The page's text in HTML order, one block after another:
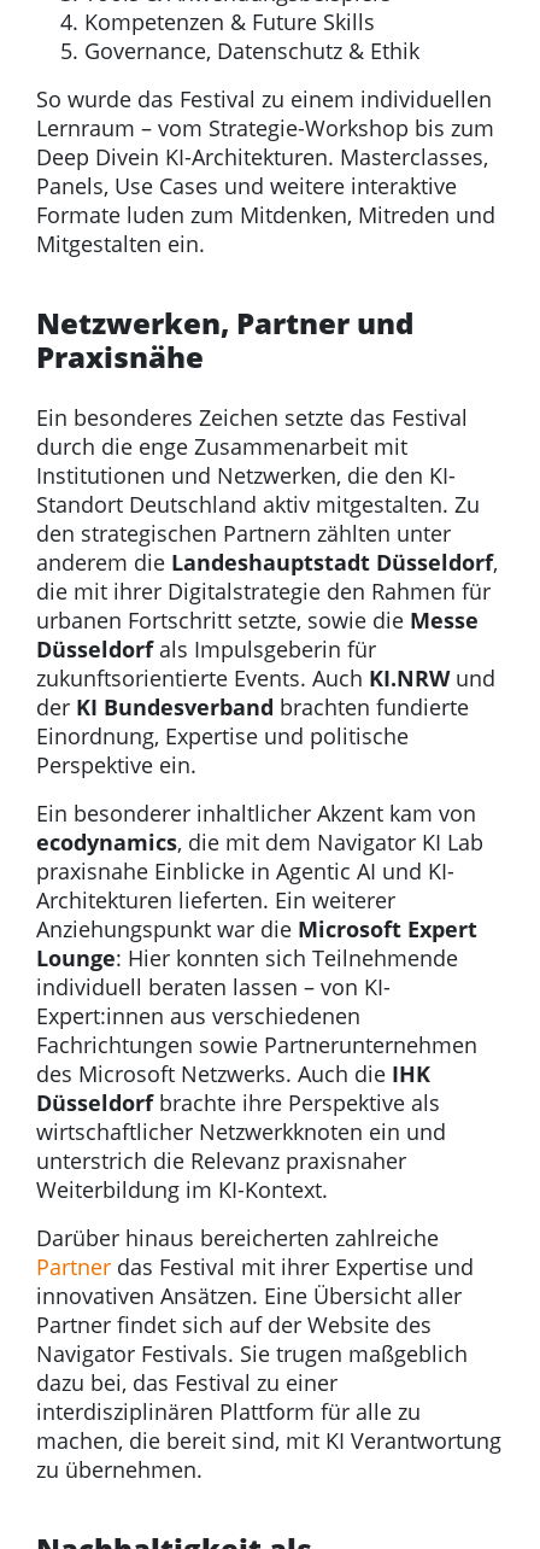
Kompetenzen & Future Skills
Governance, Datenschutz & Ethik
So wurde das Festival zu einem individuellen
Lernraum – vom Strategie-Workshop bis zum
Deep Divein KI-Architekturen. Masterclasses,
Panels, Use Cases und weitere interaktive
Formate luden zum Mitdenken, Mitreden und
Mitgestalten ein.
Netzwerken, Partner und
Praxisnähe
Ein besonderes Zeichen setzte das Festival
durch die enge Zusammenarbeit mit
Institutionen und Netzwerken, die den KI-
Standort Deutschland aktiv mitgestalten. Zu
den strategischen Partnern zählten unter
anderem die Landeshauptstadt Düsseldorf,
die mit ihrer Digitalstrategie den Rahmen für
urbanen Fortschritt setzte, sowie die Messe
Düsseldorfals Impulsgeberin für
zukunftsorientierte Events. Auch KI.NRWund
der KI Bundesverband brachten fundierte
Einordnung, Expertise und politische
Perspektive ein.
Ein besonderer inhaltlicher Akzent kam von
ecodynamics, die mit dem Navigator KI Lab
praxisnahe Einblicke in Agentic AI und KI-
Architekturen lieferten. Ein weiterer
Anziehungspunkt war die Microsoft Expert
Lounge: Hier konnten sich Teilnehmende
individuell beraten lassen – von KI-
Expert:innen aus verschiedenen
Fachrichtungen sowie Partnerunternehmen
des Microsoft Netzwerks. Auch die IHK
Düsseldorfbrachte ihre Perspektive als
wirtschaftlicher Netzwerkknoten ein und
unterstrich die Relevanz praxisnaher
Weiterbildung im KI-Kontext.
Darüber hinaus bereicherten zahlreiche
Partner das Festival mit ihrer Expertise und
innovativen Ansätzen. Eine Übersicht aller
Partner findet sich auf der Website des
Navigator Festivals. Sie trugen maßgeblich
dazu bei, das Festival zu einer
interdisziplinären Plattform für alle zu
machen, die bereit sind, mit KI Verantwortung
zu übernehmen.